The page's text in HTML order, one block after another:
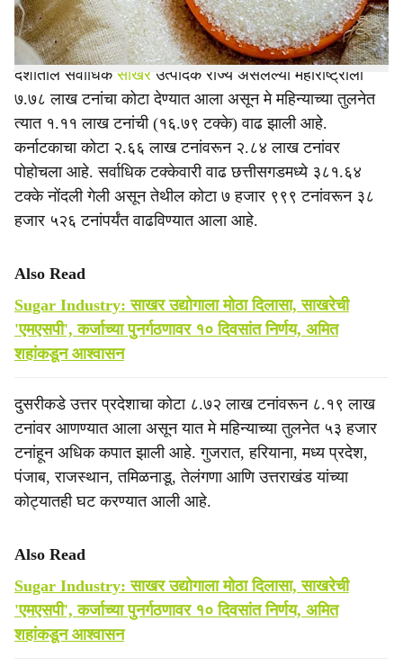
अनेक राज्यांच्या वाट्यात कपात करण्यात आली आहे.
देशातील सर्वाधिक साखर उत्पादक राज्य असलेल्या महाराष्ट्राला
७.७८ लाख टनांचा कोटा देण्यात आला असून मे महिन्याच्या तुलनेत
त्यात १.११ लाख टनांची (१६.७९ टक्के) वाढ झाली आहे.
कर्नाटकाचा कोटा २.६६ लाख टनांवरून २.८४ लाख टनांवर
पोहोचला आहे. सर्वाधिक टक्केवारी वाढ छत्तीसगडमध्ये ३८१.६४
टक्के नोंदली गेली असून तेथील कोटा ७ हजार ९९९ टनांवरून ३८
हजार ५२६ टनांपर्यंत वाढविण्यात आला आहे.
Also Read
Sugar Industry: साखर उद्योगाला मोठा दिलासा, साखरेची
'एमएसपी', कर्जाच्या पुनर्गठणावर १० दिवसांत निर्णय, अमित
शहांकडून आश्वासन
दुसरीकडे उत्तर प्रदेशाचा कोटा ८.७२ लाख टनांवरून ८.१९ लाख
टनांवर आणण्यात आला असून यात मे महिन्याच्या तुलनेत ५३ हजार
टनांहून अधिक कपात झाली आहे. गुजरात, हरियाना, मध्य प्रदेश,
पंजाब, राजस्थान, तमिळनाडू, तेलंगणा आणि उत्तराखंड यांच्या
कोट्यातही घट करण्यात आली आहे.
Also Read
Sugar Industry: साखर उद्योगाला मोठा दिलासा, साखरेची
'एमएसपी', कर्जाच्या पुनर्गठणावर १० दिवसांत निर्णय, अमित
शहांकडून आश्वासन